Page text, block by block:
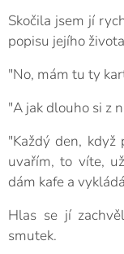
Skočila jsem jí
popisu jejího
"No, mám tu ty
"A jak dlouho si z
"Každý den,
uvařím, to víte,
dám kafe a
Hlas se jí
smutek.